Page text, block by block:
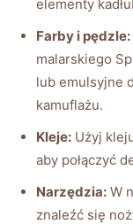
elementy
Farby i pędzle:
malarskiego
lub emulsyjne
kamuflażu.
Kleje: Użyj
aby połączyć
Narzędzia: W
znaleźć się